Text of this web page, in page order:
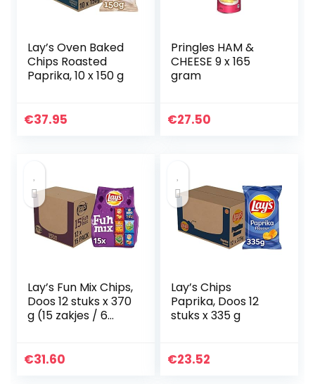
Lay’s Oven Baked
Chips Roasted
Paprika, 10 x 150 g
€37.95
Pringles HAM &
CHEESE 9 x 165
gram
€27.50
Lay’s Fun Mix Chips,
Doos 12 stuks x 370
g (15 zakjes / 6
€31.60
Lay’s Chips
Paprika, Doos 12
stuks x 335 g
€23.52